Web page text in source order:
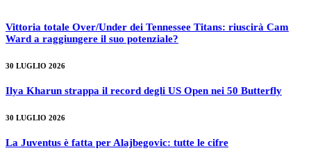
Vittoria totale Over/Under dei Tennessee Titans: riuscirà Cam
Ward a raggiungere il suo potenziale?
30 LUGLIO 2026
Ilya Kharun strappa il record degli US Open nei 50 Butterfly
30 LUGLIO 2026
La Juventus è fatta per Alajbegovic: tutte le cifre